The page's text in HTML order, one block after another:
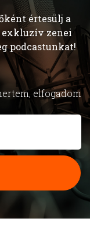
értesülj a
exkluzív zenei
podcastunkat!
elfogadom